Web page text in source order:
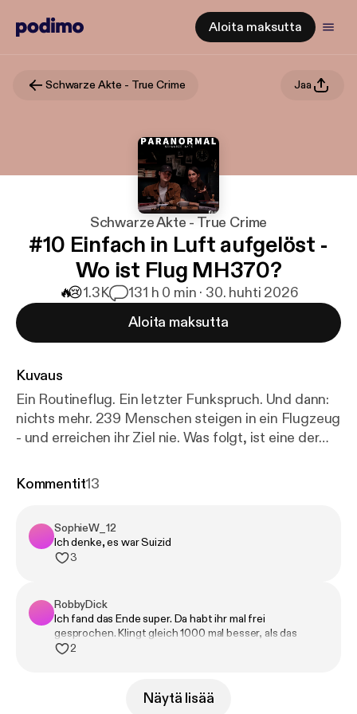
Aloita maksutta
Schwarze Akte - True Crime Jaa
Schwarze Akte - True Crime
#10 Einfach in Luft aufgelöst -
Wo ist Flug MH370?
🔥😢1.3K 131 h 0 min · 30. huhti 2026
Aloita maksutta
Kuvaus
Ein Routineflug. Ein letzter Funkspruch. Und dann:
nichts mehr. 239 Menschen steigen in ein Flugzeug
- und erreichen ihr Ziel nie. Was folgt, ist eine der
Rätsel, das bis heute nicht gelöst ist. Warum
als es scheinbar weiterflog? Zwischen Fakten,
Theorien und mysteriösen Wendungen beginnt
https://ogy.de/o6v2
Sicherheitskontrolle:https://ogy.de/fkp3[https://og
y.de/fkp3
https://ogy.de/h6cd
Kommentit13
SophieW_12
Ich denke, es war Suizid
3
RobbyDick
Ich fand das Ende super. Da habt ihr mal frei
gesprochen. Klingt gleich 1000 mal besser, als das
stumpfe vorgelese
2
Näytä lisää